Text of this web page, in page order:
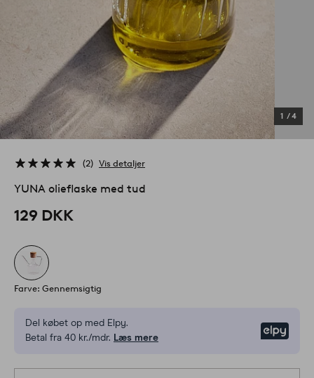
1 /4
2 Vis detaljer
YUNA olieflaske med tud
129 DKK
Farve: Gennemsigtig
Del købet op med Elpy.
Betal fra 40 kr./mdr. Læs mere